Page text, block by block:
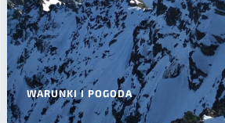
WARUNKI I POGODA